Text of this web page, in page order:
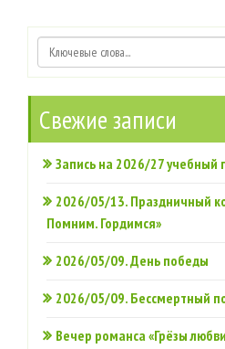
Свежие записи
Запись на 2026/27 учебный
2026/05/13. Праздничный
Помним. Гордимся»
2026/05/09. День победы
2026/05/09. Бессмертный
Вечер романса «Грёзы